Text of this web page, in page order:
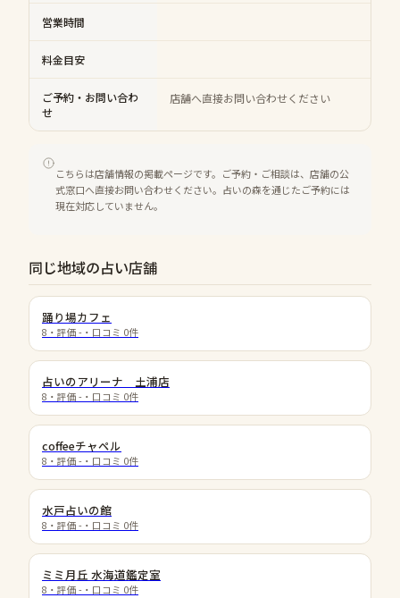
営業時間
料金目安
ご予約・お問い合わ
せ
店舗へ直接お問い合わせください
こちらは店舗情報の掲載ページです。ご予約・ご相談は、店舗の公
式窓口へ直接お問い合わせください。占いの森を通じたご予約には
現在対応していません。
同じ地域の占い店舗
​踊り場カフェ
8 ・評価 - ・口コミ 0件
占いのアリーナ 土浦店
8 ・評価 - ・口コミ 0件
coffeeチャペル
8 ・評価 - ・口コミ 0件
水戸占いの館
8 ・評価 - ・口コミ 0件
ミミ月丘 水海道鑑定室
8 ・評価 - ・口コミ 0件